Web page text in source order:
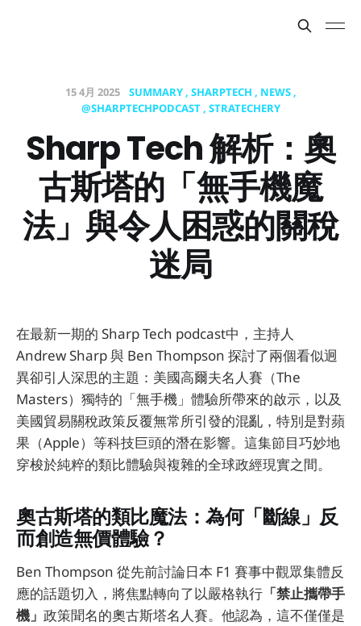
15 4月 2025 SUMMARY SHARPTECH
NEWS
@SHARPTECHPODCAST STRATECHERY
Sharp Tech 解析：奧
古斯塔的「無手機魔
法」與令人困惑的關稅
迷局
在最新一期的 Sharp Tech podcast中，主持人
Andrew Sharp 與 Ben Thompson 探討了兩個看似迥
異卻引人深思的主題：美國高爾夫名人賽（The
Masters）獨特的「無手機」體驗所帶來的啟示，以及
美國貿易關稅政策反覆無常所引發的混亂，特別是對蘋
果（Apple）等科技巨頭的潛在影響。這集節目巧妙地
穿梭於純粹的類比體驗與複雜的全球政經現實之間。
奧古斯塔的類比魔法：為何「斷線」反
而創造無價體驗？
Ben Thompson 從先前討論日本 F1 賽事中觀眾集體反
應的話題切入，將焦點轉向了以嚴格執行 「禁止攜帶手
機」 政策聞名的奧古斯塔名人賽。他認為，這不僅僅是